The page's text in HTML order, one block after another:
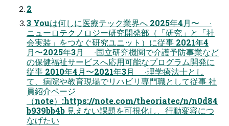
2
3 Youは何しに医療テック業界へ 2025年4⽉〜 ‧
ニューロテクノロジー研究開発部（「研究」と「社
会実装」をつなぐ研究ユニット）に従事 2021年4
⽉〜2025年3⽉ ‧国⽴研究機関で介護予防事業など
の保健福祉サービスへ応⽤可能なプログラム開発に
従事 2010年4⽉〜2021年3⽉ ‧理学療法⼠とし
て、病院や教育現場でリハビリ専⾨職として従事 社
員紹介ページ
（note）:https://note.com/theoriatec/n/n0d84
b939bb4b ⾒えない課題を可視化し、⾏動変容につ
なげたい